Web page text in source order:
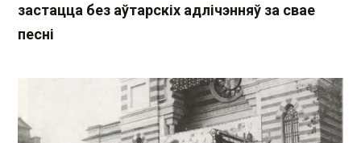
застацца без аўтарскіх адлічэнняў за свае
песні